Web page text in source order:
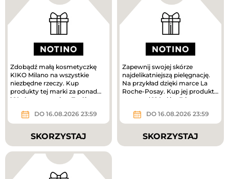
Zdobądź małą kosmetyczkę
KIKO Milano na wszystkie
niezbędne rzeczy. Kup
produkty tej marki za ponad
160 zł, a prezent jest Twój.
DO 16.08.2026 23:59
SKORZYSTAJ
Zapewnij swojej skórze
najdelikatniejszą pielęgnację.
Na przykład dzięki marce La
Roche-Posay. Kup jej produkty
za ponad 180 zł i odbierz...
DO 16.08.2026 23:59
SKORZYSTAJ